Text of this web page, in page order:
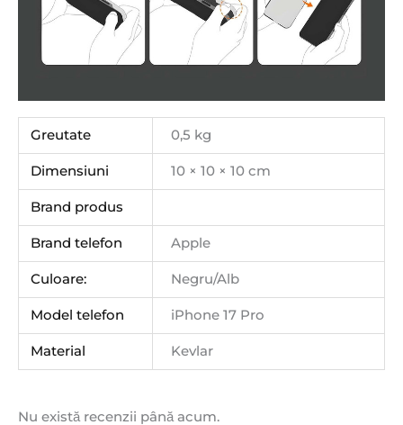
Greutate 0,5 kg
Dimensiuni 10 × 10 × 10 cm
Brand produs
Brand telefon Apple
Culoare: Negru/Alb
Model telefon iPhone 17 Pro
Material Kevlar
Nu există recenzii până acum.